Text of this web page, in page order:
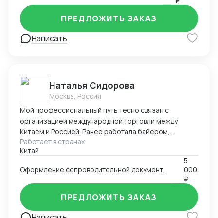
отгрузки.
Написать
ПРЕДЛОЖИТЬ ЗАКАЗ
Наталья Сидорова
Москва, Россия
Мой профессиональный путь тесно связан с
организацией международной торговли между
Китаем и Россией. Ранее работала байером,
отправляла на территорию РФ товары различных
ниш (детские товары, одежда, мебель, техника).
Самостоятельно занималась поиском товаров на
китайских площаках, вела переговоры с фабриками и
организовывала логистику. В настоящее время я
работаю в автосалоне «AutoLuxUnion», где
полностью сопровождаю вопросы импорта: от
Работает в странах
Китай
Оформление сопроводительной документации для таможенных органов РФ
5
000
₽
ПРЕДЛОЖИТЬ ЗАКАЗ